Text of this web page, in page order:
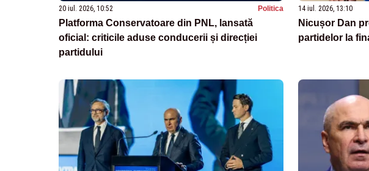
20 iul. 2026, 10:52 Politica
Platforma Conservatoare din PNL, lansată
oficial: criticile aduse conducerii și direcției
partidului
14 iul. 2026, 13:10
Nicușor Dan
partidelor la